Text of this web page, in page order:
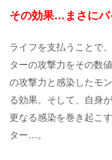
その効果…まさにバ
ライフを支払うことで
ターの攻撃力をその数
の攻撃力と感染したモ
る効果。そして、自身
更なる感染を巻き起こ
ター…。